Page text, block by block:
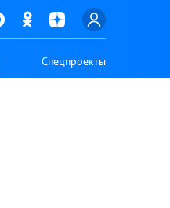
Спецпроекты